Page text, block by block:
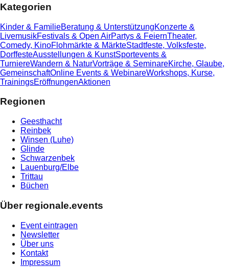
Kategorien
Kinder & FamilieBeratung & UnterstützungKonzerte &
LivemusikFestivals & Open AirPartys & FeiernTheater,
Comedy, KinoFlohmärkte & MärkteStadtfeste, Volksfeste,
DorffesteAusstellungen & KunstSportevents &
TurniereWandern & NaturVorträge & SeminareKirche, Glaube,
GemeinschaftOnline Events & WebinareWorkshops, Kurse,
TrainingsEröffnungenAktionen
Regionen
Geesthacht
Reinbek
Winsen (Luhe)
Glinde
Schwarzenbek
Lauenburg/Elbe
Trittau
Büchen
Über regionale.events
Event eintragen
Newsletter
Über uns
Kontakt
Impressum